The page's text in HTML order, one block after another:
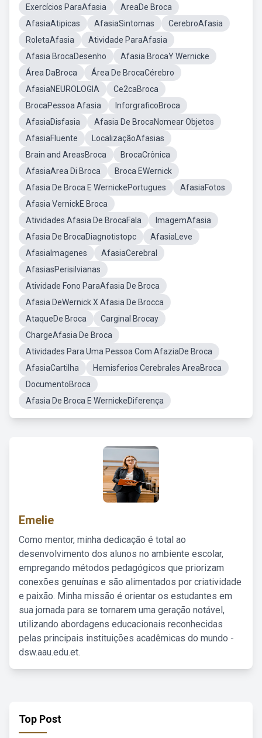
Exercícios ParaAfasia
AreaDe Broca
AfasiaAtipicas
AfasiaSintomas
CerebroAfasia
RoletaAfasia
Atividade ParaAfasia
Afasia BrocaDesenho
Afasia BrocaY Wernicke
Área DaBroca
Área De BrocaCérebro
AfasiaNEUROLOGIA
Ce2caBroca
BrocaPessoa Afasia
InforgraficoBroca
AfasiaDisfasia
Afasia De BrocaNomear Objetos
AfasiaFluente
LocalizaçãoAfasias
Brain and AreasBroca
BrocaCrônica
AfasiaArea Di Broca
Broca EWernick
Afasia De Broca E WernickePortugues
AfasiaFotos
Afasia VernickE Broca
Atividades Afasia De BrocaFala
ImagemAfasia
Afasia De BrocaDiagnotistopc
AfasiaLeve
AfasiaImagenes
AfasiaCerebral
AfasiasPerisilvianas
Atividade Fono ParaAfasia De Broca
Afasia DeWernick X Afasia De Brocca
AtaqueDe Broca
Carginal Brocay
ChargeAfasia De Broca
Atividades Para Uma Pessoa Com AfaziaDe Broca
AfasiaCartilha
Hemisferios Cerebrales AreaBroca
DocumentoBroca
Afasia De Broca E WernickeDiferença
Emelie
Como mentor, minha dedicação é total ao
desenvolvimento dos alunos no ambiente escolar,
empregando métodos pedagógicos que priorizam
conexões genuínas e são alimentados por criatividade
e paixão. Minha missão é orientar os estudantes em
sua jornada para se tornarem uma geração notável,
utilizando abordagens educacionais reconhecidas
pelas principais instituições acadêmicas do mundo -
dsw.aau.edu.et.
Top Post